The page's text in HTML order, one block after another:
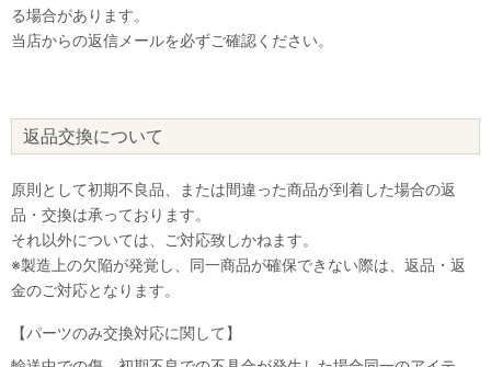
る場合があります。
当店からの返信メールを必ずご確認ください。
返品交換について
原則として初期不良品、または間違った商品が到着した場合の返
品・交換は承っております。
それ以外については、ご対応致しかねます。
※製造上の欠陥が発覚し、同一商品が確保できない際は、返品・返
金のご対応となります。
【パーツのみ交換対応に関して】